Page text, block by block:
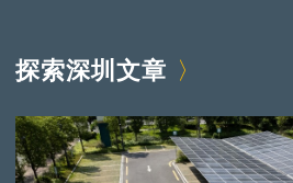
探索深圳文章